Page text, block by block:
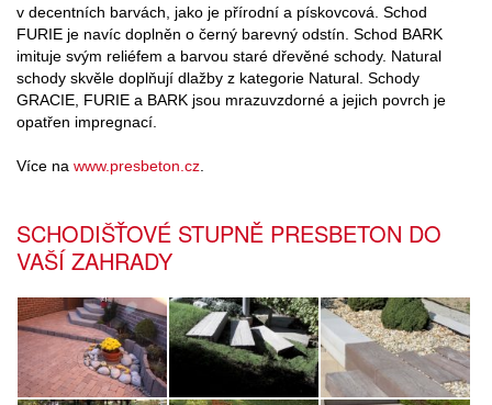
v decentních barvách, jako je přírodní a pískovcová. Schod
FURIE je navíc doplněn o černý barevný odstín. Schod BARK
imituje svým reliéfem a barvou staré dřevěné schody. Natural
schody skvěle doplňují dlažby z kategorie Natural. Schody
GRACIE, FURIE a BARK jsou mrazuvzdorné a jejich povrch je
opatřen impregnací.
Více na www.presbeton.cz
SCHODIŠŤOVÉ STUPNĚ PRESBETON DO
VAŠÍ ZAHRADY